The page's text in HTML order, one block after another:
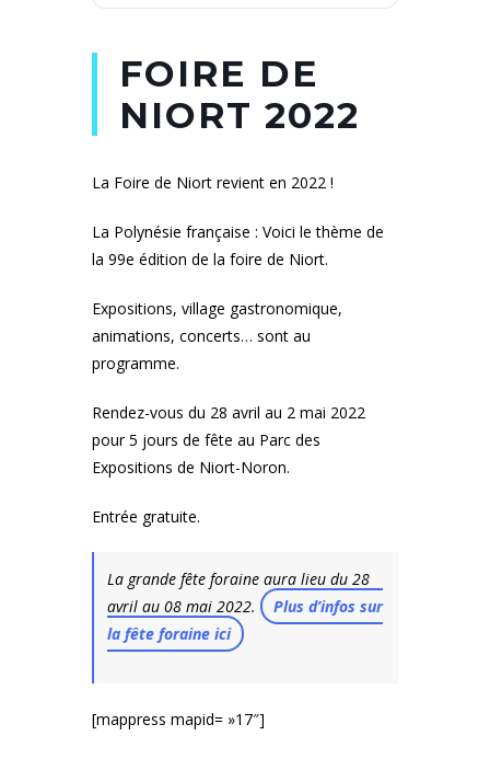
FOIRE DE
NIORT 2022
La Foire de Niort revient en 2022 !
La Polynésie française : Voici le thème de
la 99e édition de la foire de Niort.
Expositions, village gastronomique,
animations, concerts… sont au
programme.
Rendez-vous du 28 avril au 2 mai 2022
pour 5 jours de fête au Parc des
Expositions de Niort-Noron.
Entrée gratuite.
La grande fête foraine aura lieu du 28
avril au 08 mai 2022.
Plus d’infos sur
la fête foraine ici
[mappress mapid= »17″]